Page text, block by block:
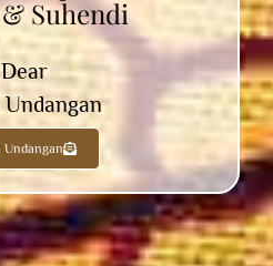
Suhendi
Dear
Undangan
Undangan